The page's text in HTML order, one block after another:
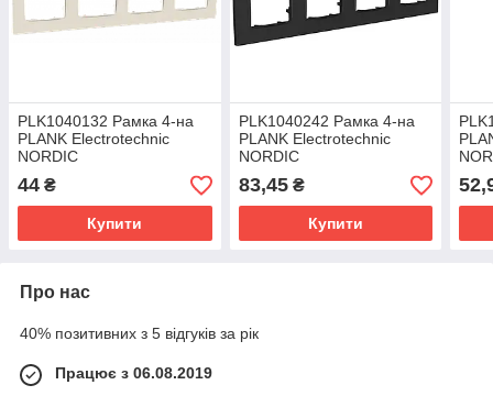
PLK1040132 Рамка 4-на
PLANK Electrotechnic
NORDIC
44 ₴
Купити
PLK1040242 Рамка 4-на
PLANK Electrotechnic
NORDIC
83,45₴
Купити
Про нас
40% позитивних з 5 відгуків за рік
Працює з 06.08.2019